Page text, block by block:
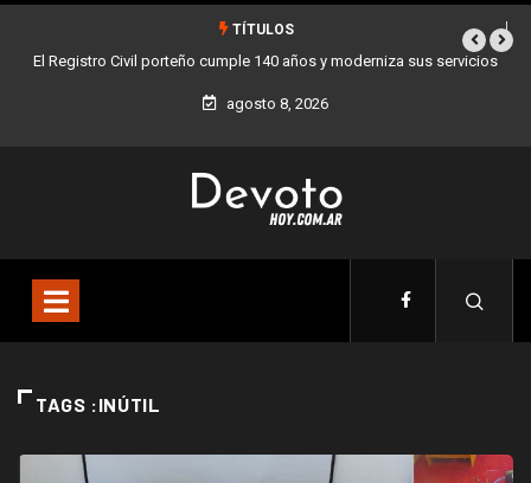
TÍTULOS
El Registro Civil porteño cumple 140 años y moderniza sus servicios
agosto 8, 2026
TAGS :INÚTIL